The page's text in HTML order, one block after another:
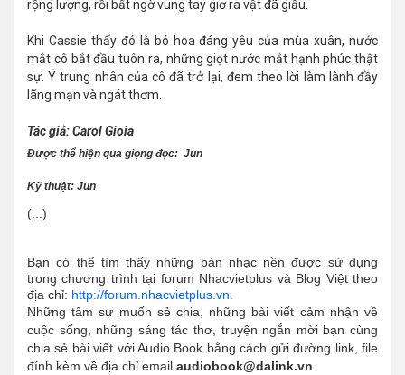
rộng lượng, rồi bất ngờ vung tay giơ ra vật đã giấu.
Khi Cassie thấy đó là bó hoa đáng yêu của mùa xuân, nước
mắt cô bắt đầu tuôn ra, những giọt nước mắt hạnh phúc thật
sự. Ý trung nhân của cô đã trở lại, đem theo lời làm lành đầy
lãng mạn và ngát thơm.
Tác giả: Carol Gioia
Được thể hiện qua giọng đọc: Jun
Kỹ thuật: Jun
(...)
Bạn có thể tìm thấy những bản nhạc nền được sử dụng
trong chương trình tại forum Nhacvietplus và Blog Việt theo
địa chỉ: http://forum.nhacvietplus.vn.
Những tâm sự muốn sẻ chia, những bài viết cảm nhận về
cuộc sống, những sáng tác thơ, truyện ngắn mời bạn cùng
chia sẻ bài viết với Audio Book bằng cách gửi đường link, file
đính kèm về địa chỉ email audiobook@dalink.vn